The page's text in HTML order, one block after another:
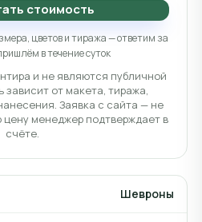
стоимость
цветов и тиража — ответим за
в течение суток
и не являются публичной
от макета, тиража,
Заявка с сайта — не
менеджер подтверждает в
счёте.
Шевроны